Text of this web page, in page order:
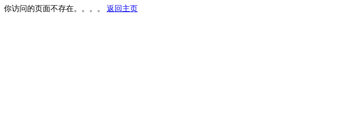
你访问的页面不存在。。。。 返回主页